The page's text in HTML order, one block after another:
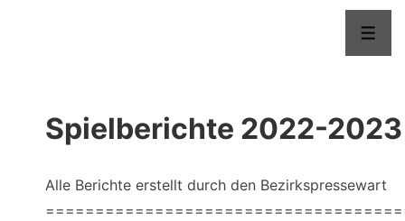
Menü
Spielberichte 2022-2023
Alle Berichte erstellt durch den Bezirkspressewart